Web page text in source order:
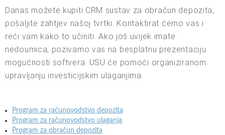
Danas možete kupiti CRM sustav za obračun depozita,
pošaljite zahtjev našoj tvrtki. Kontaktirat ćemo vas i
reći vam kako to učiniti. Ako još uvijek imate
nedoumica, pozivamo vas na besplatnu prezentaciju
mogućnosti softvera. USU će pomoći organiziranom
upravljanju investicijskim ulaganjima.
Program za računovodstvo depozita
Program za računovodstvo ulaganja
Program za obračun depozita